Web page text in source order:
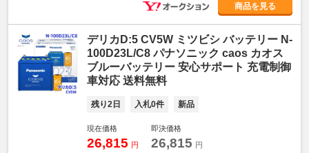
商品を見る
デリカD:5 CV5W ミツビシ バッテリー N-
100D23L/C8 パナソニック caos カオス
ブルーバッテリー 安心サポート 充電制御
車対応 送料無料
残り2日 入札0件 新品
現在価格
26,815 円
即決価格
26,815 円